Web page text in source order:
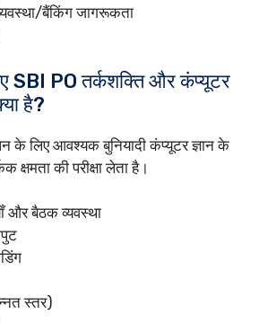
बैंकिंग जागरूकता
SBI PO तर्कशक्ति और कंप्यूटर
है?
के लिए आवश्यक बुनियादी कंप्यूटर ज्ञान के
क्षमता की परीक्षा लेता है।
और बैठक व्यवस्था
स्तर)